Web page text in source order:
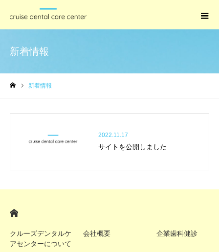
新着情報
新着情報
2022.11.17
サイトを公開しました
クルーズデンタルケ
アセンターについて
会社概要 企業歯科健診